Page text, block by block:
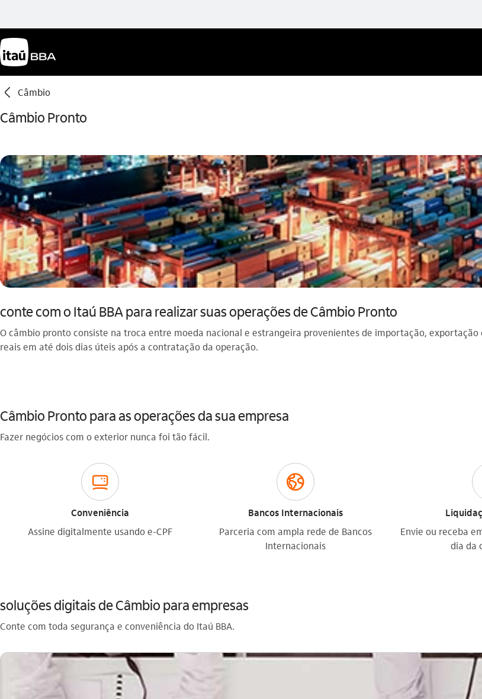
seta_esquerda Câmbio
Câmbio Pronto
conte com o Itaú BBA para realizar suas operações de Câmbio Pronto
O câmbio pronto consiste na troca entre moeda nacional e estrangeira provenientes de importação,
reais em até dois dias úteis após a contratação da operação.
Câmbio Pronto para as operações da sua empresa
Fazer negócios com o exterior nunca foi tão fácil.
computador_outline
Conveniência
Assine digitalmente usando e-CPF
globo_outline
Bancos Internacionais
Parceria com ampla rede de Bancos
Internacionais
Envie ou receba
dia da
soluções digitais de Câmbio para empresas
Conte com toda segurança e conveniência do Itaú BBA.